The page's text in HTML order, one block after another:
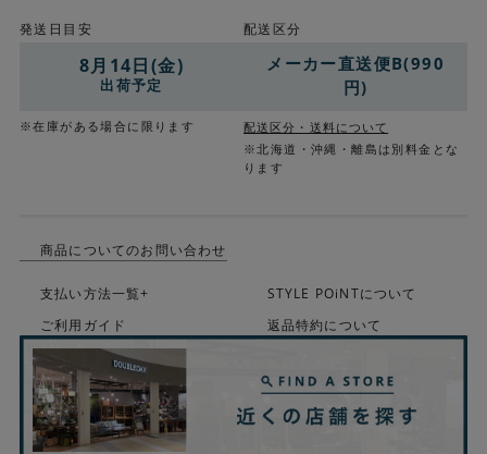
発送日目安
8月14日(金)
出荷予定
※在庫がある場合に限ります
配送区分
メーカー直送便B(990
円)
配送区分・送料について
※北海道・沖縄・離島は別料金とな
ります
商品についてのお問い合わせ
支払い方法一覧+
STYLE POiNTについて
ご利用ガイド
返品特約について